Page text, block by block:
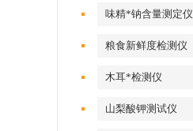
味精*钠含量测定仪
粮食新鲜度检测仪
木耳*检测仪
山梨酸钾测试仪